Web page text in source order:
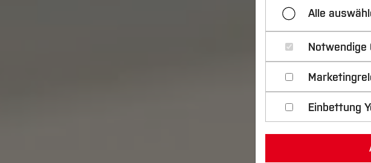
Alle
Notwendige
Einbettung